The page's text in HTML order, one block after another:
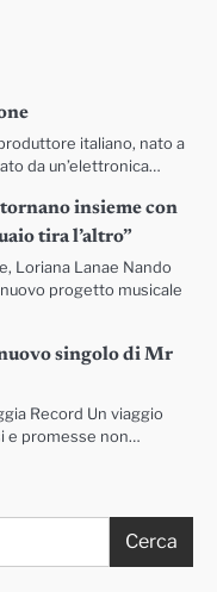
italiano, nato a
da un’elettronica…
insieme con
tira l’altro”
Loriana Lanae Nando
progetto musicale
singolo di Mr
Record Un viaggio
e promesse non…
Cerca